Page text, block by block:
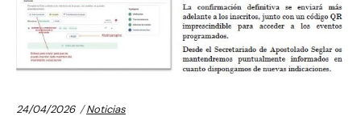
24/04/2026 Categories:
Noticias